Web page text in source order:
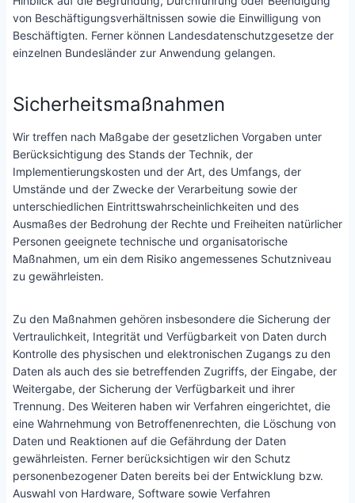
von Beschäftigungsverhältnissen sowie die Einwilligung von
Beschäftigten. Ferner können Landesdatenschutzgesetze der
einzelnen Bundesländer zur Anwendung gelangen.
Sicherheitsmaßnahmen
Wir treffen nach Maßgabe der gesetzlichen Vorgaben unter
Berücksichtigung des Stands der Technik, der
Implementierungskosten und der Art, des Umfangs, der
Umstände und der Zwecke der Verarbeitung sowie der
unterschiedlichen Eintrittswahrscheinlichkeiten und des
Ausmaßes der Bedrohung der Rechte und Freiheiten natürlicher
Personen geeignete technische und organisatorische
Maßnahmen, um ein dem Risiko angemessenes Schutzniveau
zu gewährleisten.
Zu den Maßnahmen gehören insbesondere die Sicherung der
Vertraulichkeit, Integrität und Verfügbarkeit von Daten durch
Kontrolle des physischen und elektronischen Zugangs zu den
Daten als auch des sie betreffenden Zugriffs, der Eingabe, der
Weitergabe, der Sicherung der Verfügbarkeit und ihrer
Trennung. Des Weiteren haben wir Verfahren eingerichtet, die
eine Wahrnehmung von Betroffenenrechten, die Löschung von
Daten und Reaktionen auf die Gefährdung der Daten
gewährleisten. Ferner berücksichtigen wir den Schutz
personenbezogener Daten bereits bei der Entwicklung bzw.
Auswahl von Hardware, Software sowie Verfahren